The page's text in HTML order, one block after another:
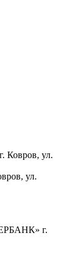
Ковров, ул.
ул.
г.